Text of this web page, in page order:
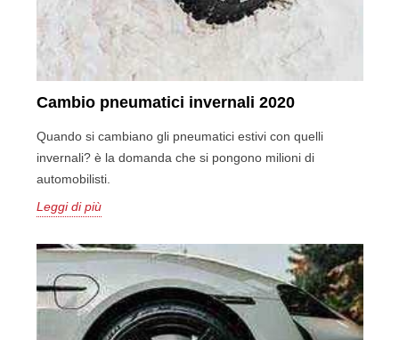
Cambio pneumatici invernali 2020
Quando si cambiano gli pneumatici estivi con quelli
invernali? è la domanda che si pongono milioni di
automobilisti.
Leggi di più